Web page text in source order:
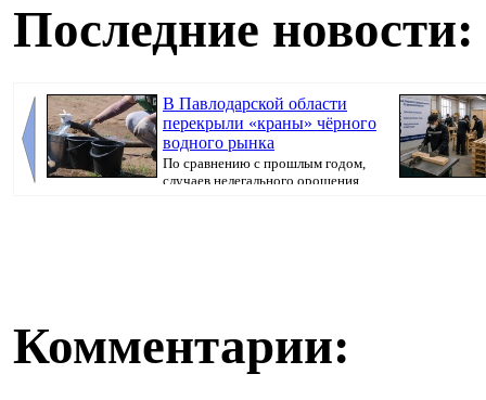
Последние новости:
В Павлодарской области
перекрыли «краны» чёрного
водного рынка
По сравнению с прошлым годом,
случаев нелегального орошения
Комментарии: